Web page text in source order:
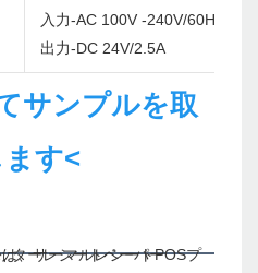
入力-AC 100V -240V/60Hz
出力-DC 24V/2.5A
サンプルを取
す<